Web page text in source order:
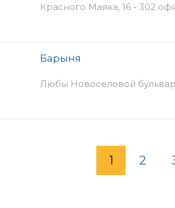
Красного Маяка, 16 - 302
Барыня
Любы Новоселовой
1 2